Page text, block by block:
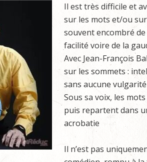
Il est très difficile et
sur les mots et/ou
souvent encombré de
facilité voire de la
Avec Jean-François
sur les sommets :
sans aucune
Sous sa voix, les
puis repartent dans
acrobatie
Il n’est pas